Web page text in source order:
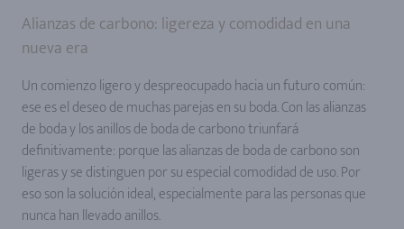
Alianzas de carbono: ligereza y comodidad en una
nueva era
Un comienzo ligero y despreocupado hacia un futuro común:
ese es el deseo de muchas parejas en su boda. Con las alianzas
de boda y los anillos de boda de carbono triunfará
definitivamente: porque las alianzas de boda de carbono son
ligeras y se distinguen por su especial comodidad de uso. Por
eso son la solución ideal, especialmente para las personas que
nunca han llevado anillos.